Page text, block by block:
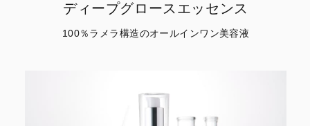
ディープグロースエッセンス
100％ラメラ構造のオールインワン美容液